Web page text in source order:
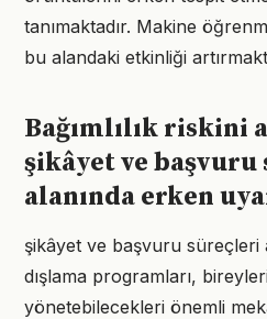
tanımaktadır. Makine
bu alandaki etkinliği
Bağımlılık riskini
şikâyet ve
alanında erken
şikâyet ve başvuru süreçleri
dışlama programları,
yönetebilecekleri önemli